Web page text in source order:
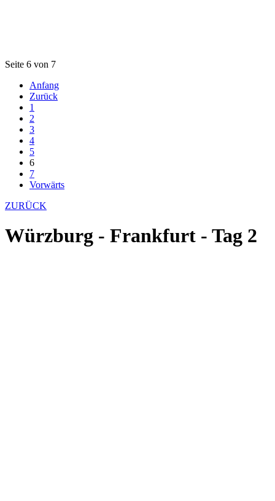
Seite 6 von 7
Anfang
Zurück
1
2
3
4
5
6
7
Vorwärts
ZURÜCK
Würzburg - Frankfurt - Tag 2